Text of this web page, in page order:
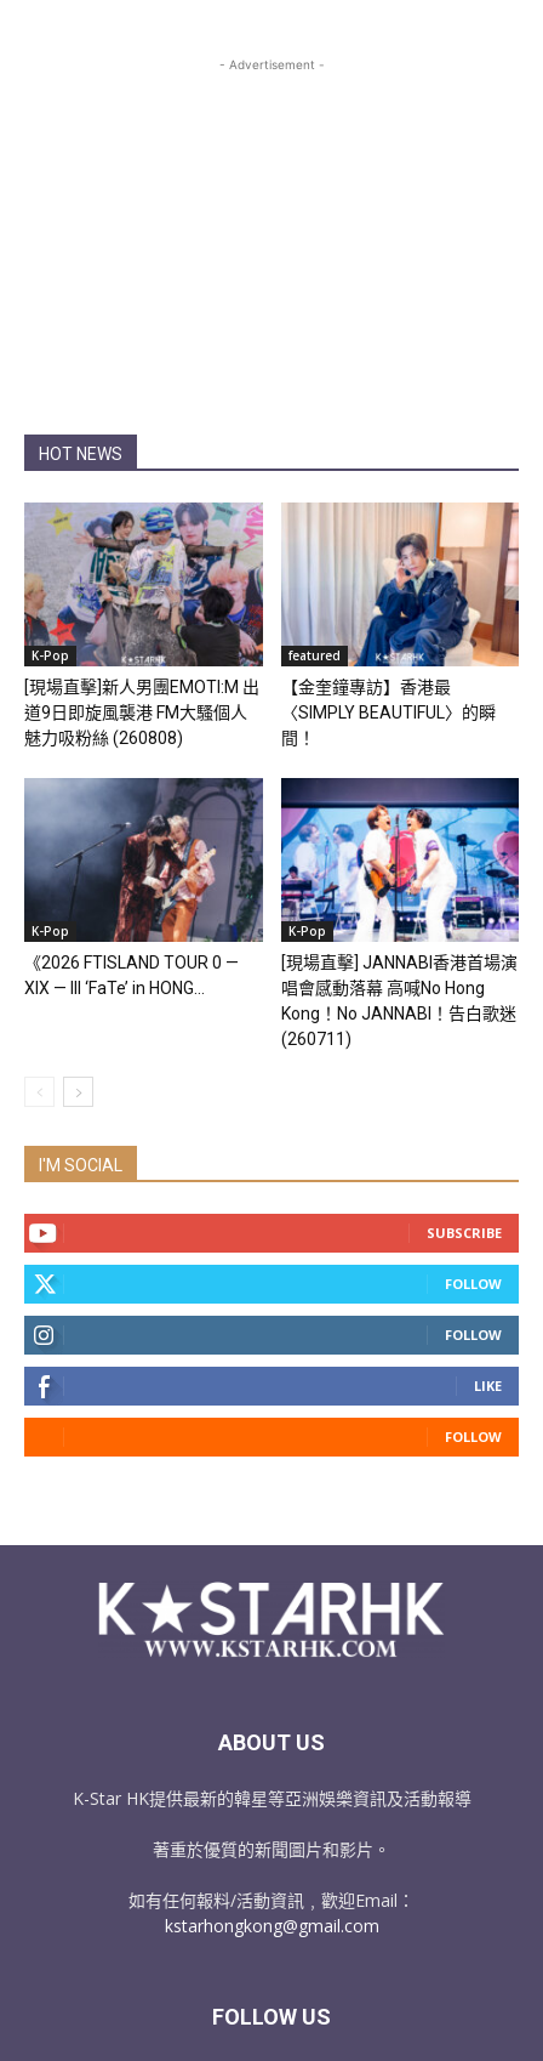
- Advertisement -
HOT NEWS
K-Pop
[現場直擊]新人男團EMOTI:M 出
道9日即旋風襲港 FM大騷個人
魅力吸粉絲 (260808)
featured
【金奎鐘專訪】香港最
〈SIMPLY BEAUTIFUL〉的瞬
間！
K-Pop
《2026 FTISLAND TOUR 0 —
XIX — III ‘FaTe’ in HONG...
K-Pop
[現場直擊] JANNABI香港首場演
唱會感動落幕 高喊No Hong
Kong！No JANNABI！告白歌迷
(260711)
I'M SOCIAL
SUBSCRIBE
FOLLOW
FOLLOW
LIKE
FOLLOW
ABOUT US
K-Star HK提供最新的韓星等亞洲娛樂資訊及活動報導
著重於優質的新聞圖片和影片。
如有任何報料/活動資訊﹐歡迎Email：
kstarhongkong@gmail.com
FOLLOW US